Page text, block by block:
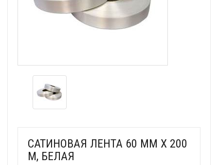
САТИНОВАЯ ЛЕНТА 60 ММ X 200
М, БЕЛАЯ